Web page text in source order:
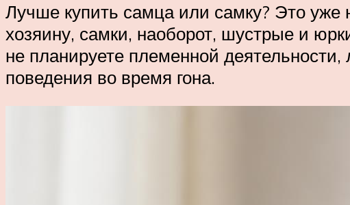
Лучше купить самца или самку? Это
хозяину, самки, наоборот, шустрые и
не планируете племенной
поведения во время гона.